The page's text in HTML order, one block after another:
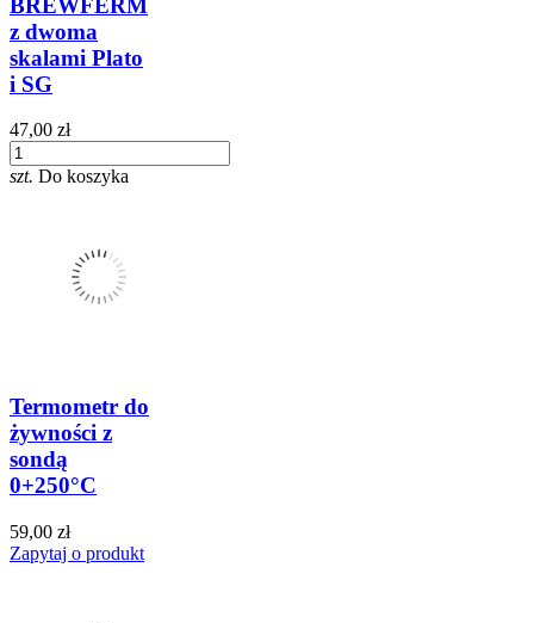
z dwoma
skalami Plato
i SG
47,00 zł
szt. Do koszyka
Termometr do
żywności z
sondą
0+250°C
59,00 zł
Zapytaj o produkt